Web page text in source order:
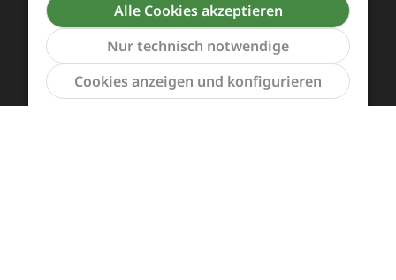
Alle Cookies akzeptieren
Nur technisch notwendige
Cookies anzeigen und konfigurieren